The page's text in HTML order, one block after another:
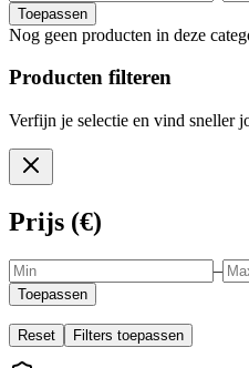
Toepassen
Nog geen producten in deze
Producten filteren
Verfijn je selectie en vind sneller
Prijs (€)
–
Toepassen
Reset Filters toepassen